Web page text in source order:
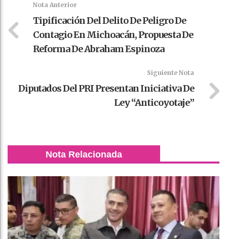
Nota Anterior
Tipificación Del Delito De Peligro De
Contagio En Michoacán, Propuesta De
Reforma De Abraham Espinoza
Siguiente Nota
Diputados Del PRI Presentan Iniciativa De
Ley “anticoyotaje”
Nota Relacionada